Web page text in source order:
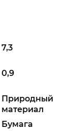
7,3
0,9
Бумага
Природный
материал